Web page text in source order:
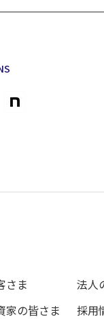
さま
法人
家の皆さま
採用